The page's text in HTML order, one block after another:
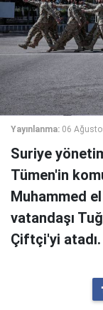
Yayınlanma: 06
Suriye
Tümen'in
Muhammed
vatandaşı
Çiftçi'yi atadı.